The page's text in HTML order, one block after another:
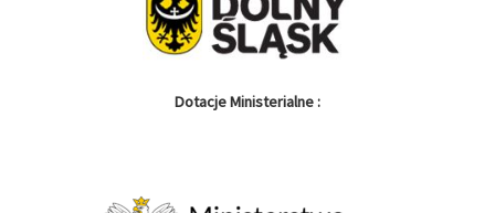
Dotacje Ministerialne :